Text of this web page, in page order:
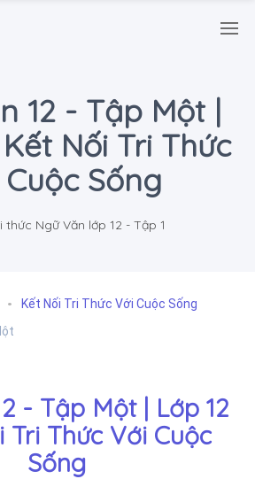
12 - Tập Một |
Nối Tri Thức
Sống
thức Ngữ Văn lớp 12 - Tập 1
Kết Nối Tri Thức Với Cuộc Sống
- Tập Một | Lớp 12
Tri Thức Với Cuộc
Sống